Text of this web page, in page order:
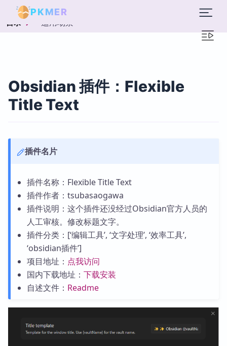
PKMER
目录 适用场景
Obsidian 插件：Flexible
Title Text
插件名片
插件名称：Flexible Title Text
插件作者：tsubasaogawa
插件说明：这个插件还没经过Obsidian官方人员的
人工审核。修改标题文字。
插件分类：[‘编辑工具’, ‘文字处理’, ‘效率工具’,
‘obsidian插件’]
项目地址： 点我访问
国内下载地址： 下载安装
自述文件： Readme